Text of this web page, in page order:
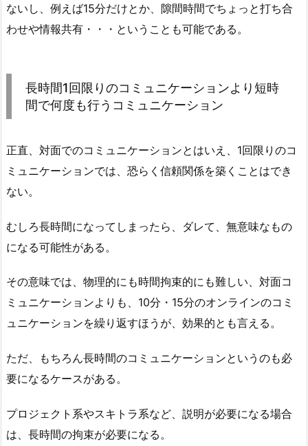
ないし、例えば15分だけとか、隙間時間でちょっと打ち合
わせや情報共有・・・ということも可能である。
長時間1回限りのコミュニケーションより短時
間で何度も行うコミュニケーション
正直、対面でのコミュニケーションとはいえ、1回限りのコ
ミュニケーションでは、恐らく信頼関係を築くことはでき
ない。
むしろ長時間になってしまったら、ダレて、無意味なもの
になる可能性がある。
その意味では、物理的にも時間拘束的にも難しい、対面コ
ミュニケーションよりも、10分・15分のオンラインのコミ
ュニケーションを繰り返すほうが、効果的とも言える。
ただ、もちろん長時間のコミュニケーションというのも必
要になるケースがある。
プロジェクト系やスキトラ系など、説明が必要になる場合
は、長時間の拘束が必要になる。